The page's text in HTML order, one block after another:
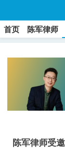
首页 陈军律师
陈军律师受